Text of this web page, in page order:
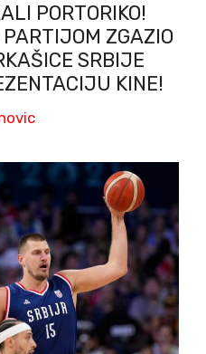
PORTORIKO!
ZGAZIO
SRBIJE
KINE!